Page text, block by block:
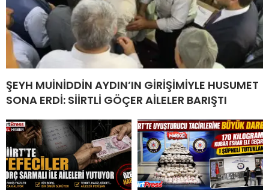
ŞEYH MUİNİDDİN AYDIN’IN GİRİŞİMİYLE HUSUMET
SONA ERDİ: SİİRTLİ GÖÇER AİLELER BARIŞTI